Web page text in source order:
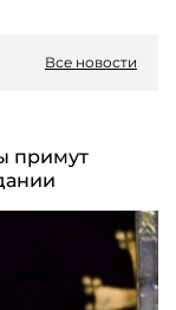
Все новости
примут